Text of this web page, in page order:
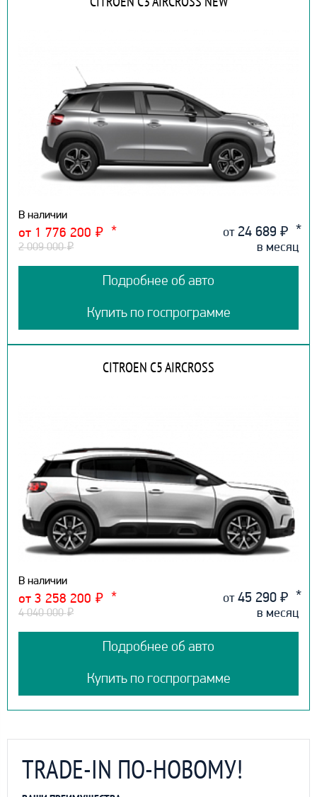
В наличии
от 1 776 200 ₽
2 009 000₽
от 24 689 ₽
в месяц
Подробнее об авто
Купить по госпрограмме
CITROEN C5 AIRCROSS
В наличии
от 3 258 200 ₽
4 040 000₽
от 45 290 ₽
в месяц
Подробнее об авто
Купить по госпрограмме
TRADE-IN ПО-НОВОМУ!